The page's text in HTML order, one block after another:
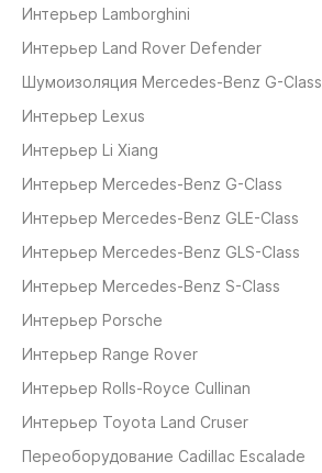
Интерьер Lamborghini
Интерьер Land Rover Defender
Шумоизоляция Mercedes-Benz G-Class
Интерьер Lexus
Интерьер Li Xiang
Интерьер Mercedes-Benz G-Class
Интерьер Mercedes-Benz GLE-Class
Интерьер Mercedes-Benz GLS-Class
Интерьер Mercedes-Benz S-Class
Интерьер Porsche
Интерьер Range Rover
Интерьер Rolls-Royce Cullinan
Интерьер Toyota Land Cruser
Переоборудование Cadillaс Escalade